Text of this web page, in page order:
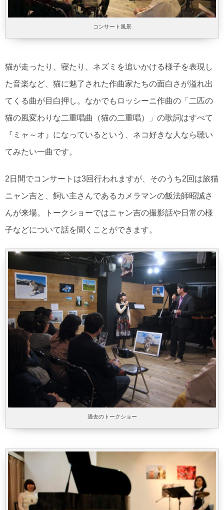
コンサート風景
猫が走ったり、寝たり、ネズミを追いかける様子を表現し
た音楽など、猫に魅了された作曲家たちの面白さが溢れ出
てくる曲が目白押し。なかでもロッシーニ作曲の「二匹の
猫の風変わりな二重唱曲（猫の二重唱）」の歌詞はすべて
『ミャ～オ』になっているという、ネコ好きな人なら聴い
てみたい一曲です。
2日間でコンサートは3回行われますが、そのうち2回は旅猫
ニャン吉と、飼い主さんであるカメラマンの飯法師昭誠さ
んが来場。トークショーではニャン吉の撮影話や日常の様
子などについて話を聞くことができます。
過去のトークショー